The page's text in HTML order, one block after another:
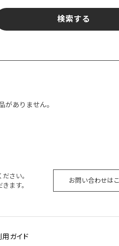
がありません。
さい。
ます。
お問い合わせは
用ガイド